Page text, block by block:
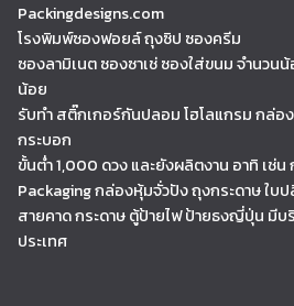
Packingdesigns.com
โรงพิมพ์ซองฟอยล์ ถุงซิป ซองครีม
ซองลามิเนต ซองซาเช่ ซองใส่ขนม จำนว
น้อย
รับทำ สติ๊กเกอร์กันปลอม โฮโลแกรม กล่
กระบอก
ขั้นต่ำ 1,000 ดวง และยังผลิตงาน อาทิ เช่
Packaging กล่องหุ้มจั่วปัง ถุงกระดาษ ใบ
สายคาด กระดาษ ตู้ป้ายไฟ ป้ายธงญี่ปุ่น มี
ประเทศ